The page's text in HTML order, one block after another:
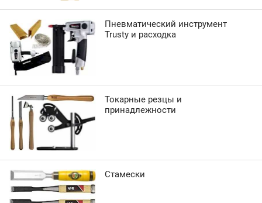
Пневматический инструмент
Trusty и расходка
Токарные резцы и
принадлежности
Стамески